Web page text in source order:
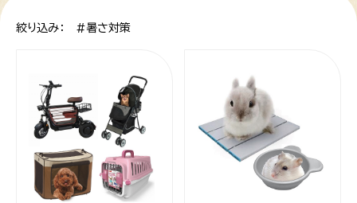
絞り込み： #暑さ対策